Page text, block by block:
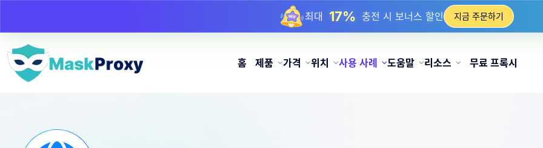
최대 17% 충전 시 보너스 할인
최대25%정적 IP 구매 할인
최대
81% 순환 IP 구매 할인
지금 주문하기
홈 제품 가격 위치 사용 사례 도움말 리소스 무료 프록시